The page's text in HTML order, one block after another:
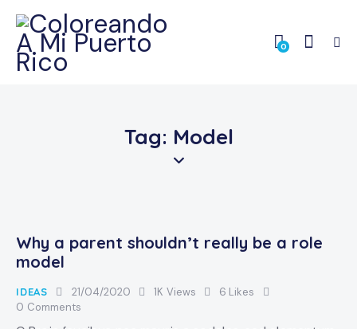
0
Tag: Model
Why a parent shouldn’t really be a role
model
IDEAS 21/04/2020 1K Views 6 Likes
0 Comments